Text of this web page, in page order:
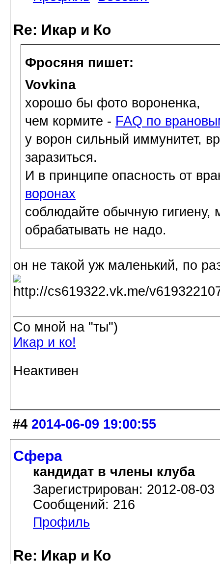
Re: Икар и Ко
Фросяня пишет:
Vovkina
хорошо бы фото вороненка,
чем кормите - FAQ по
у ворон сильный иммунитет,
заразиться.
И в принципе опасность от
воронах
соблюдайте обычную гигиену,
обрабатывать не надо.
он не такой уж маленький, по
Со мной на "ты")
Икар и ко!
Неактивен
#4 2014-06-09 19:00:55
Сфера
кандидат в члены клуба
Зарегистрирован: 2012-08-03
Сообщений: 216
Профиль
Re: Икар и Ко